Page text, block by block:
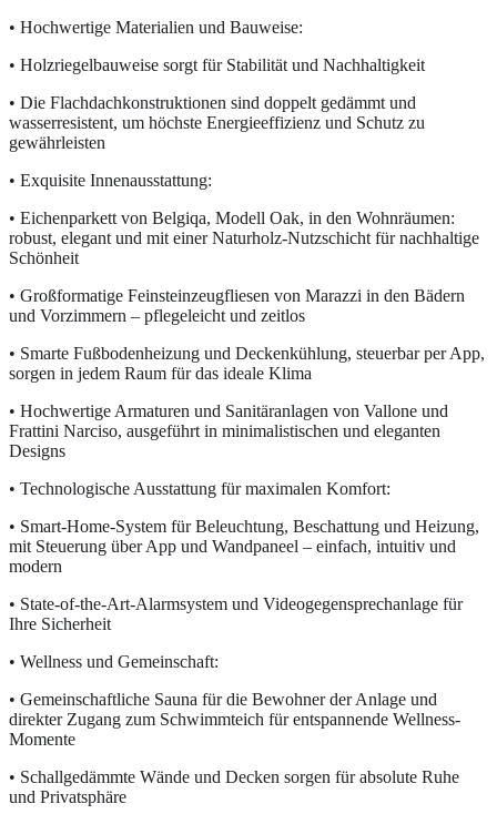
• Hochwertige Materialien und Bauweise:
• Holzriegelbauweise sorgt für Stabilität und Nachhaltigkeit
• Die Flachdachkonstruktionen sind doppelt gedämmt und
wasserresistent, um höchste Energieeffizienz und Schutz zu
gewährleisten
• Exquisite Innenausstattung:
• Eichenparkett von Belgiqa, Modell Oak, in den Wohnräumen:
robust, elegant und mit einer Naturholz-Nutzschicht für nachhaltige
Schönheit
• Großformatige Feinsteinzeugfliesen von Marazzi in den Bädern
und Vorzimmern – pflegeleicht und zeitlos
• Smarte Fußbodenheizung und Deckenkühlung, steuerbar per App,
sorgen in jedem Raum für das ideale Klima
• Hochwertige Armaturen und Sanitäranlagen von Vallone und
Frattini Narciso, ausgeführt in minimalistischen und eleganten
Designs
• Technologische Ausstattung für maximalen Komfort:
• Smart-Home-System für Beleuchtung, Beschattung und Heizung,
mit Steuerung über App und Wandpaneel – einfach, intuitiv und
modern
• State-of-the-Art-Alarmsystem und Videogegensprechanlage für
Ihre Sicherheit
• Wellness und Gemeinschaft:
• Gemeinschaftliche Sauna für die Bewohner der Anlage und
direkter Zugang zum Schwimmteich für entspannende Wellness-
Momente
• Schallgedämmte Wände und Decken sorgen für absolute Ruhe
und Privatsphäre